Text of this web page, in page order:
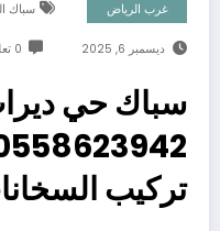
غرب الرياض سباك
ديسمبر 6, 2025 0 تعليقات
سباك حي
تركيب